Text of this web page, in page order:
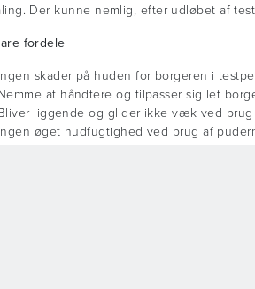
Der kunne nemlig, efter udløbet af
fordele
skader på huden for borgeren i
at håndtere og tilpasser sig let
liggende og glider ikke væk ved brug
øget hudfugtighed ved brug af